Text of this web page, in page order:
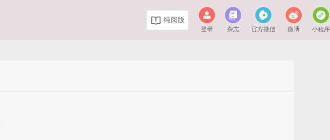
纯阅版
登录 杂志 官方微信 微博 小程序